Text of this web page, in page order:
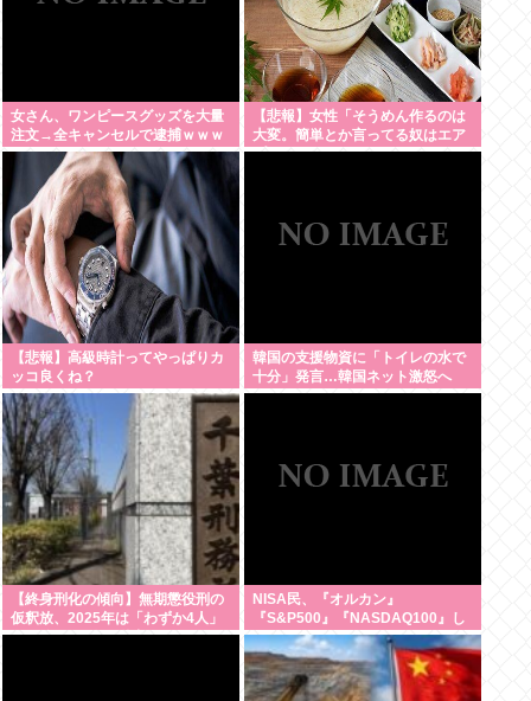
女さん、ワンピースグッズを大量
注文→全キャンセルで逮捕ｗｗｗ
【悲報】女性「そうめん作るのは
大変。簡単とか言ってる奴はエア
プ」
【悲報】高級時計ってやっぱりカ
ッコ良くね？
韓国の支援物資に「トイレの水で
十分」発言…韓国ネット激怒へ
www
【終身刑化の傾向】無期懲役刑の
仮釈放、2025年は「わずか4人」
2024年は32人が獄中死
NISA民、『オルカン』
『S&P500』『NASDAQ100』し
か買わない